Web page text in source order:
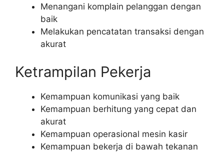
Menangani komplain pelanggan dengan
baik
Melakukan pencatatan transaksi dengan
akurat
Ketrampilan Pekerja
Kemampuan komunikasi yang baik
Kemampuan berhitung yang cepat dan
akurat
Kemampuan operasional mesin kasir
Kemampuan bekerja di bawah tekanan